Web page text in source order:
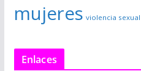
mujeres violencia sexual
Enlaces